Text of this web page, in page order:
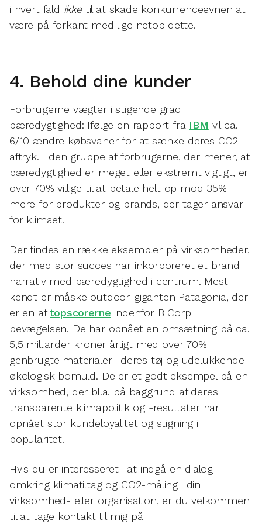
i hvert fald ikke til at skade konkurrenceevnen at
være på forkant med lige netop dette.
4. Behold dine kunder
Forbrugerne vægter i stigende grad
bæredygtighed: Ifølge en rapport fra IBM vil ca.
6/10 ændre købsvaner for at sænke deres CO2-
aftryk. I den gruppe af forbrugerne, der mener, at
bæredygtighed er meget eller ekstremt vigtigt, er
over 70% villige til at betale helt op mod 35%
mere for produkter og brands, der tager ansvar
for klimaet.
Der findes en række eksempler på virksomheder,
der med stor succes har inkorporeret et brand
narrativ med bæredygtighed i centrum. Mest
kendt er måske outdoor-giganten Patagonia, der
er en aftopscorerne indenfor B Corp
bevægelsen. De har opnået en omsætning på ca.
5,5 milliarder kroner årligt med over 70%
genbrugte materialer i deres tøj og udelukkende
økologisk bomuld. De er et godt eksempel på en
virksomhed, der bl.a. på baggrund af deres
transparente klimapolitik og -resultater har
opnået stor kundeloyalitet og stigning i
popularitet.
Hvis du er interesseret i at indgå en dialog
omkring klimatiltag og CO2-måling i din
virksomhed- eller organisation, er du velkommen
til at tage kontakt til mig på